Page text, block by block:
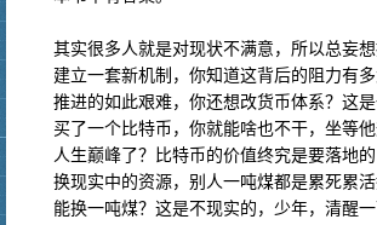
其实很多人就是对现状不满意，所以总妄
建立一套新机制，你知道这背后的阻力有
推进的如此艰难，你还想改货币体系？这
买了一个比特币，你就能啥也不干，坐等
人生巅峰了？比特币的价值终究是要落地
换现实中的资源，别人一吨煤都是累死累
能换一吨煤？这是不现实的，少年，清醒